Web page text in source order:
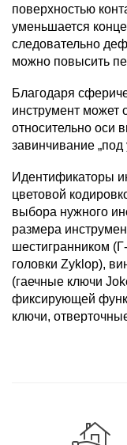
поверхностью
уменьшается
следовательно
можно повысить
Благодаря
инструмент может
относительно оси
завинчивание „под
Идентификаторы
цветовой
выбора нужного
размера
шестигранником
головки Zyklop),
(гаечные ключи
фиксирующей
ключи,